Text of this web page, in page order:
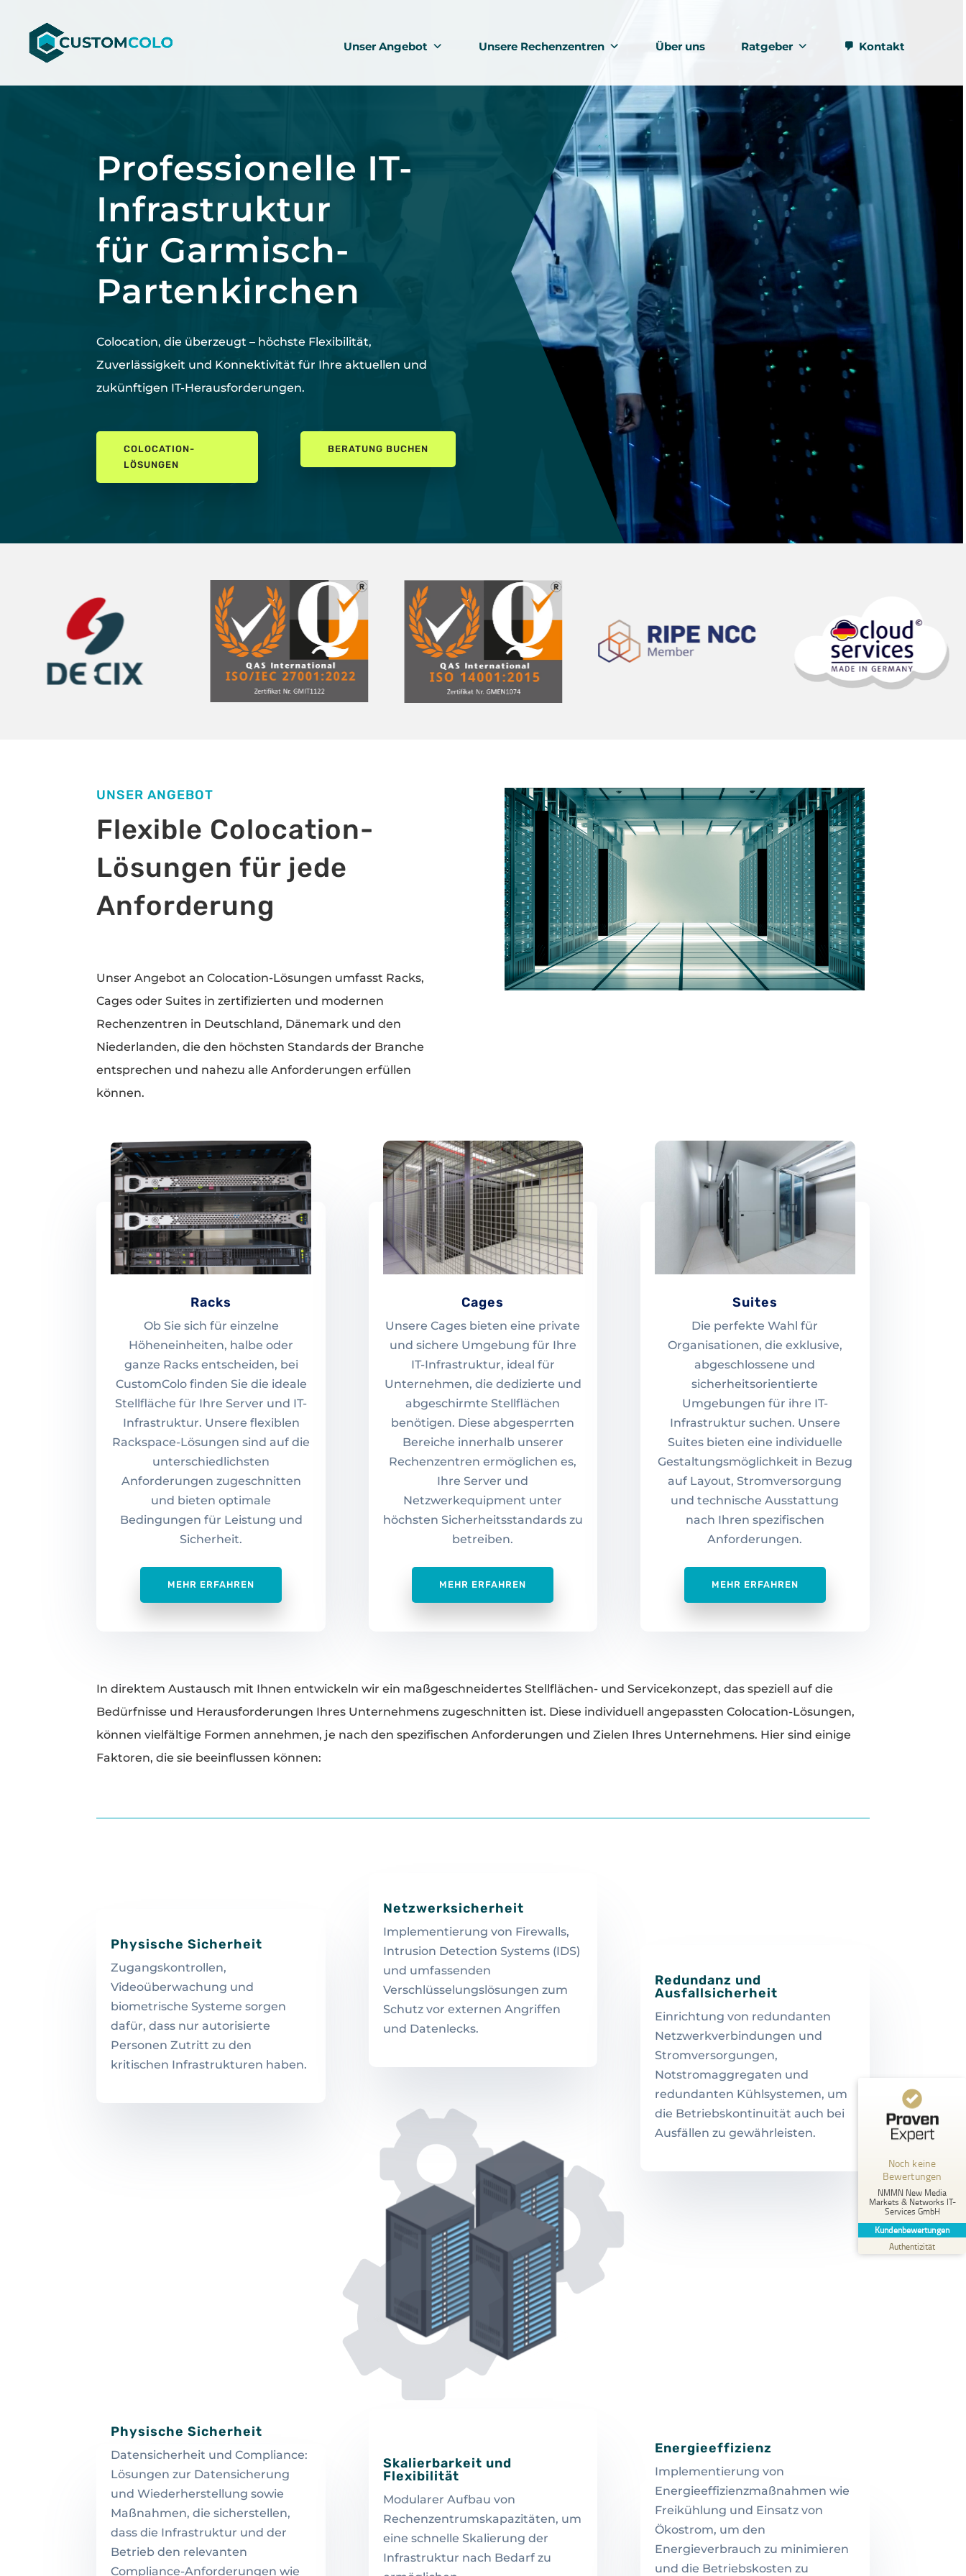
Unser Angebot Unsere Rechenzentren Über uns Ratgeber Kontakt
Player
Professionelle IT-
Infrastruktur
für Garmisch-
Partenkirchen⁠
Colocation, die überzeugt – höchste Flexibilität,
Zuverlässigkeit und Konnektivität für Ihre aktuellen und
zukünftigen IT-Herausforderungen.
COLOCATION-
LÖSUNGEN
BERATUNG BUCHEN
UNSER ANGEBOT
Flexible Colocation-
Lösungen für jede
Anforderung
Unser Angebot an Colocation-Lösungen umfasst Racks,
Cages oder Suites in zertifizierten und modernen
Rechenzentren in Deutschland, Dänemark und den
Niederlanden, die den höchsten Standards der Branche
entsprechen und nahezu alle Anforderungen erfüllen
können.
Racks
Ob Sie sich für einzelne
Höheneinheiten, halbe oder
ganze Racks entscheiden, bei
CustomColo finden Sie die ideale
Stellfläche für Ihre Server und IT-
Infrastruktur. Unsere flexiblen
Rackspace-Lösungen sind auf die
unterschiedlichsten
Anforderungen zugeschnitten
und bieten optimale
Bedingungen für Leistung und
Sicherheit.
MEHR ERFAHREN
Cages
Unsere Cages bieten eine private
und sichere Umgebung für Ihre
IT-Infrastruktur, ideal für
Unternehmen, die dedizierte und
abgeschirmte Stellflächen
benötigen. Diese abgesperrten
Bereiche innerhalb unserer
Rechenzentren ermöglichen es,
Ihre Server und
Netzwerkequipment unter
höchsten Sicherheitsstandards zu
betreiben.
MEHR ERFAHREN
Suites
Die perfekte Wahl für
Organisationen, die exklusive,
abgeschlossene und
sicherheitsorientierte
Umgebungen für ihre IT-
Infrastruktur suchen. Unsere
Suites bieten eine individuelle
Gestaltungsmöglichkeit in Bezug
auf Layout, Stromversorgung
und technische Ausstattung
nach Ihren spezifischen
Anforderungen.
MEHR ERFAHREN
In direktem Austausch mit Ihnen entwickeln wir ein maßgeschneidertes Stellflächen- und Servicekonzept, das speziell auf die
Bedürfnisse und Herausforderungen Ihres Unternehmens zugeschnitten ist. Diese individuell angepassten Colocation-Lösungen,
können vielfältige Formen annehmen, je nach den spezifischen Anforderungen und Zielen Ihres Unternehmens. Hier sind einige
Faktoren, die sie beeinflussen können:
Physische Sicherheit
Zugangskontrollen,
Videoüberwachung und
biometrische Systeme sorgen
dafür, dass nur autorisierte
Personen Zutritt zu den
kritischen Infrastrukturen haben.
Netzwerksicherheit
Implementierung von Firewalls,
Intrusion Detection Systems (IDS)
und umfassenden
Verschlüsselungslösungen zum
Schutz vor externen Angriffen
und Datenlecks.
Redundanz und
Ausfallsicherheit
Einrichtung von redundanten
Netzwerkverbindungen und
Stromversorgungen,
Notstromaggregaten und
redundanten Kühlsystemen, um
die Betriebskontinuität auch bei
Ausfällen zu gewährleisten.
Physische Sicherheit
Datensicherheit und Compliance:
Lösungen zur Datensicherung
und Wiederherstellung sowie
Maßnahmen, die sicherstellen,
dass die Infrastruktur und der
Betrieb den relevanten
Compliance-Anforderungen wie
Skalierbarkeit und
Flexibilität
Modularer Aufbau von
Rechenzentrumskapazitäten, um
eine schnelle Skalierung der
Infrastruktur nach Bedarf zu
Energieeffizienz
Implementierung von
Energieeffizienzmaßnahmen wie
Freikühlung und Einsatz von
Ökostrom, um den
Energieverbrauch zu minimieren
und die Betriebskosten zu
Noch keine
Bewertungen
NMMN New Media
Markets & Networks IT-
Services GmbH
Kundenbewertungen
Authentizität
Kundenbewertungen und Erfahrungen zu
NMMN New Media Markets & Networks IT-Services GmbH
Erfahren Sie mehr über dieses Bewertungssiegel
01.01.1970